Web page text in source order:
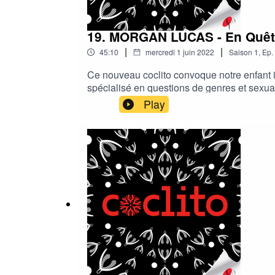
19. MORGAN LUCAS - En
45:10 | mercredi 1 juin 2022 | Saison 1, Ep.
Ce nouveau coclito convoque notre
spécialisé en questions de genres et
idées supposées folles, d’explorer de
genre à chacun comme à toustes. Le
s’amuser. Avoir un pénis ou une vulve ne
genre : notre féminité et notre masculinité
rencontre avec l’intime. Se laisser
au fond, voir où ça nous emmène, un
Play